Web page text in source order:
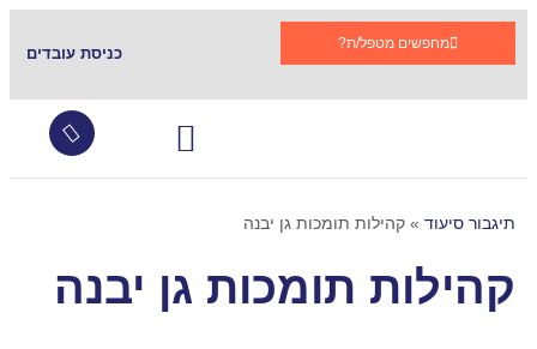
מחפשים מטפל/ת?
כניסת עובדים
תיגבור סיעוד » קהילות תומכות גן יבנה
קהילות תומכות גן יבנה